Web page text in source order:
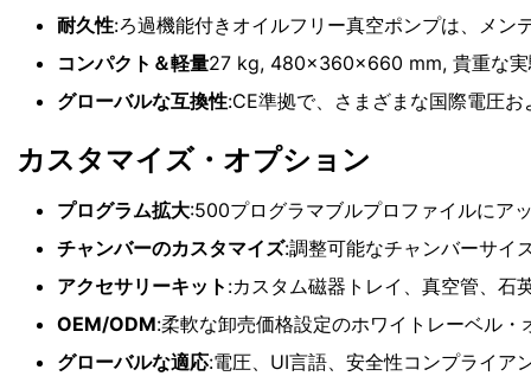
耐久性:ろ過機能付きオイルフリー真空ポンプは、メン
コンパクト＆軽量27 kg, 480×360×660 mm, 貴重な実
グローバルな互換性:CE準拠で、さまざまな国際電圧
カスタマイズ・オプション
プログラム拡大:500プログラマブルプロファイルにア
チャンバーのカスタマイズ:調整可能なチャンバーサイ
アクセサリーキット :カスタム磁器トレイ、真空管、石
OEM/ODM:柔軟な卸売価格設定のホワイトレーベル・
グローバルな適応:電圧、UI言語、安全性コンプライア
MOQ: 1
サービスOEM、ODM、プライベートブランド
原産国中国